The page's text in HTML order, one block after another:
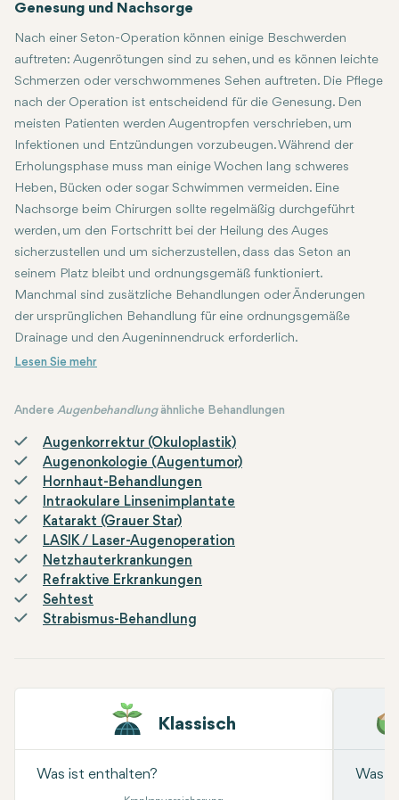
Genesung und Nachsorge
Nach einer Seton-Operation können einige Beschwerden
auftreten: Augenrötungen sind zu sehen, und es können leichte
Schmerzen oder verschwommenes Sehen auftreten. Die Pflege
nach der Operation ist entscheidend für die Genesung. Den
meisten Patienten werden Augentropfen verschrieben, um
Infektionen und Entzündungen vorzubeugen. Während der
Erholungsphase muss man einige Wochen lang schweres
Heben, Bücken oder sogar Schwimmen vermeiden. Eine
Nachsorge beim Chirurgen sollte regelmäßig durchgeführt
werden, um den Fortschritt bei der Heilung des Auges
sicherzustellen und um sicherzustellen, dass das Seton an
seinem Platz bleibt und ordnungsgemäß funktioniert.
Manchmal sind zusätzliche Behandlungen oder Änderungen
der ursprünglichen Behandlung für eine ordnungsgemäße
Drainage und den Augeninnendruck erforderlich.
Andere Augenbehandlungähnliche Behandlungen
Augenkorrektur (Okuloplastik)
Augenonkologie (Augentumor)
Hornhaut-Behandlungen
Intraokulare Linsenimplantate
Katarakt (Grauer Star)
LASIK / Laser-Augenoperation
Netzhauterkrankungen
Refraktive Erkrankungen
Sehtest
Strabismus-Behandlung
Klassisch
Was ist enthalten? Was